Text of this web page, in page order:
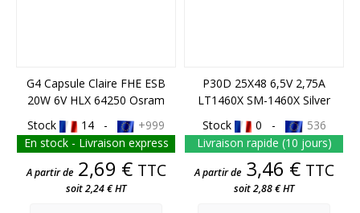
G4 Capsule Claire FHE ESB
20W 6V HLX 64250 Osram
Stock
14 -
+999
En stock - Livraison express
Prix
A partir de 2,69 € TTC
soit 2,24 € HT
P30D 25X48 6,5V 2,75A
LT1460X SM-1460X Silver
Stock
0 -
536
Livraison rapide (10 jours)
Prix
A partir de 3,46 € TTC
soit 2,88 € HT